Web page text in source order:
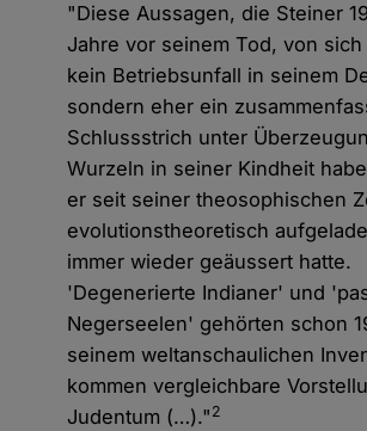
"Diese Aussagen, die Steiner
Jahre vor seinem Tod, von
kein Betriebsunfall in seinem
sondern eher ein
Schlussstrich unter
Wurzeln in seiner Kindheit
er seit seiner theosophischen
evolutionstheoretisch
immer wieder geäussert hatte.
'Degenerierte Indianer' und
Negerseelen' gehörten schon
seinem weltanschaulichen
kommen vergleichbare
Judentum (…)." 2